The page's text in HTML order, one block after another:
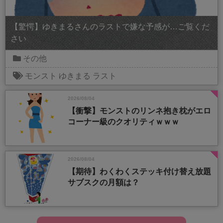
【驚愕】ゆきまるさんのラストで嫌な予感が…ご覧くだ
さい
その他
モンスト ゆきまる ラスト
2026/08/04
【衝撃】モンストのリンネ抱き枕がエロ
コーナー級のクオリティｗｗｗ
2026/08/04
【期待】わくわくステッキ付け替え放題
サブスクの月額は？